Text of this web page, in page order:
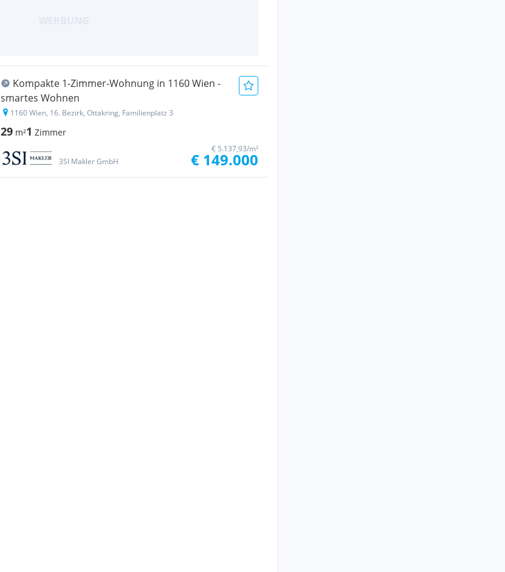
Kompakte 1-Zimmer-Wohnung in 1160 Wien -
smartes Wohnen
1160 Wien, 16. Bezirk, Ottakring, Familienplatz 3
29 m²1 Zimmer
3SI Makler GmbH
€ 5.137,93/m²
€ 149.000